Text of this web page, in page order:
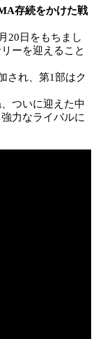
存続をかけた戦
20日をもちまし
ーを迎えること
され、第1部はク
ついに迎えた中
力なライバルに